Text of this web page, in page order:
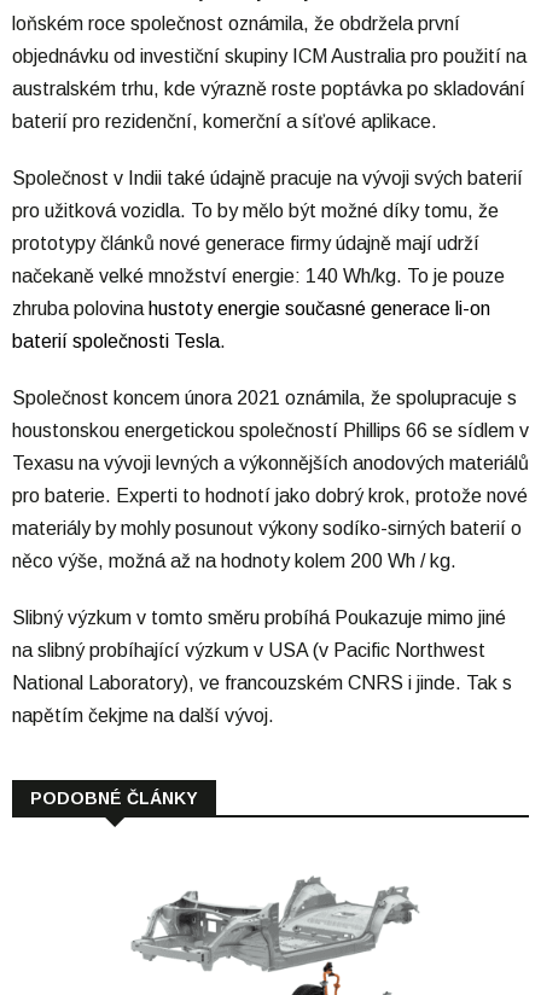
loňském roce společnost oznámila, že obdržela první
objednávku od investiční skupiny ICM Australia pro použití na
australském trhu, kde výrazně roste poptávka po skladování
baterií pro rezidenční, komerční a síťové aplikace.
Společnost v Indii také údajně pracuje na vývoji svých baterií
pro užitková vozidla. To by mělo být možné díky tomu, že
prototypy článků nové generace firmy údajně mají udrží
načekaně velké množství energie: 140 Wh/kg. To je pouze
zhruba polovina hustoty energie současné generace li-on
baterií společnosti Tesla.
Společnost koncem února 2021 oznámila, že spolupracuje s
houstonskou energetickou společností Phillips 66 se sídlem v
Texasu na vývoji levných a výkonnějších anodových materiálů
pro baterie. Experti to hodnotí jako dobrý krok, protože nové
materiály by mohly posunout výkony sodíko-sirných baterií o
něco výše, možná až na hodnoty kolem 200 Wh / kg.
Slibný výzkum v tomto směru probíhá Poukazuje mimo jiné
na slibný probíhající výzkum v USA (v Pacific Northwest
National Laboratory), ve francouzském CNRS i jinde. Tak s
napětím čekjme na další vývoj.
PODOBNÉ ČLÁNKY